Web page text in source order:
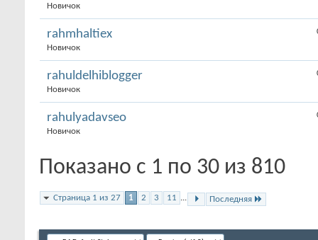
Новичок
rahmhaltiex
Новичок
rahuldelhiblogger
Новичок
rahulyadavseo
Новичок
Показано с 1 по 30 из 810
Страница 1 из 27 1 2 3 11 ... Последняя